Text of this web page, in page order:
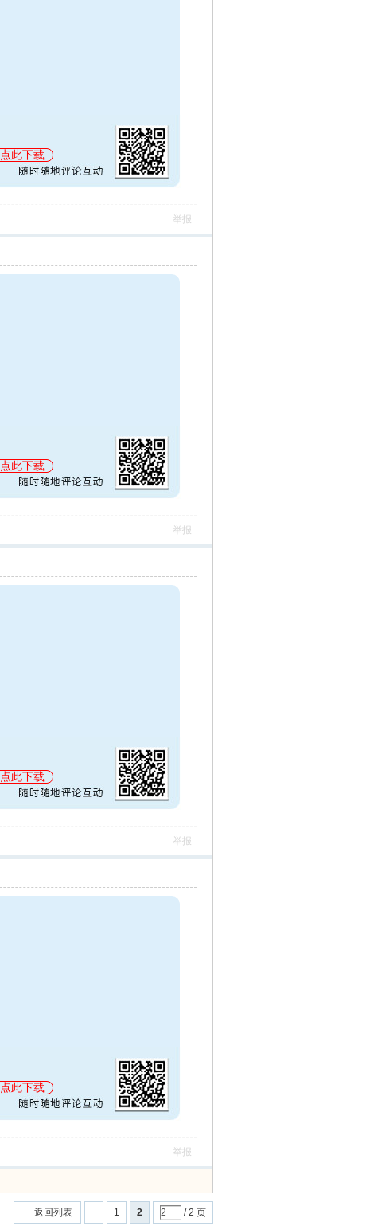
点此下载
举报
点此下载
举报
点此下载
举报
点此下载
举报
1 2 / 2 页
返回列表